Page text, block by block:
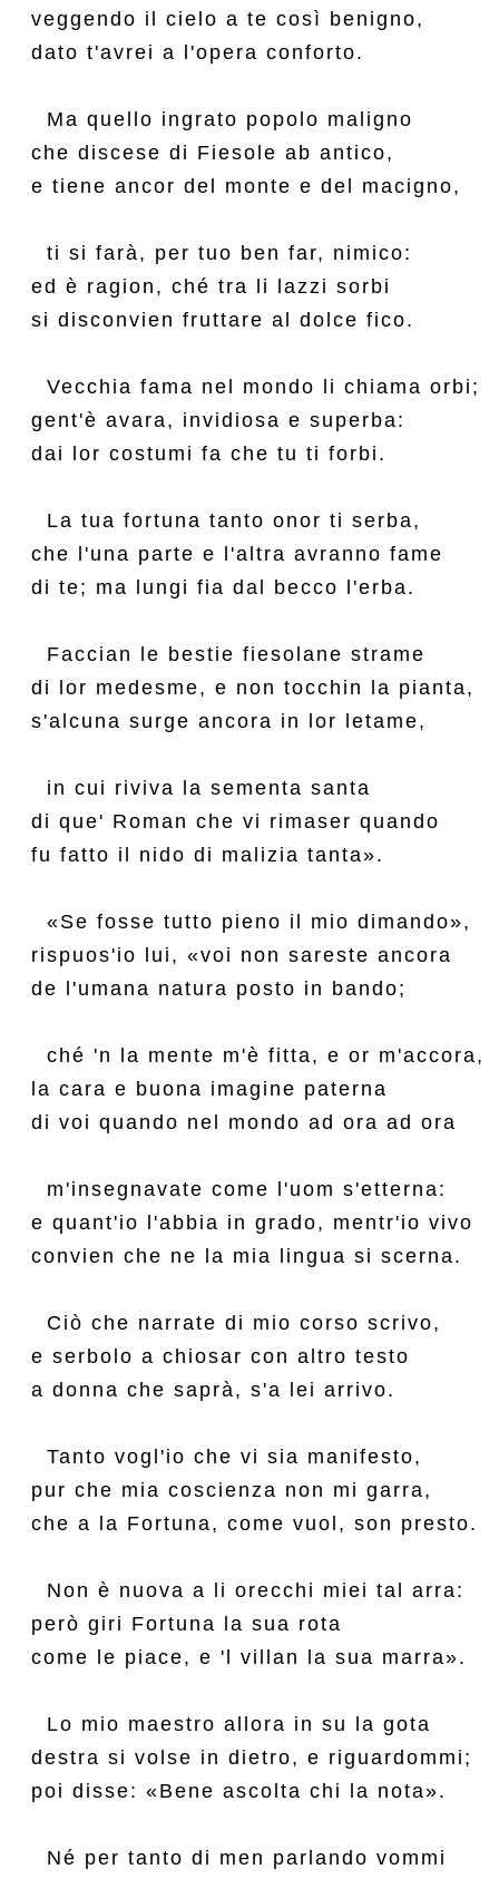
veggendo il cielo a te così benigno,
dato t'avrei a l'opera conforto.
  Ma quello ingrato popolo maligno
che discese di Fiesole ab antico,
e tiene ancor del monte e del macigno,
  ti si farà, per tuo ben far, nimico:
ed è ragion, ché tra li lazzi sorbi
si disconvien fruttare al dolce fico.
  Vecchia fama nel mondo li chiama orbi;
gent'è avara, invidiosa e superba:
dai lor costumi fa che tu ti forbi.
  La tua fortuna tanto onor ti serba,
che l'una parte e l'altra avranno fame
di te; ma lungi fia dal becco l'erba.
  Faccian le bestie fiesolane strame
di lor medesme, e non tocchin la pianta,
s'alcuna surge ancora in lor letame,
  in cui riviva la sementa santa
di que' Roman che vi rimaser quando
fu fatto il nido di malizia tanta».
  «Se fosse tutto pieno il mio dimando»,
rispuos'io lui, «voi non sareste ancora
de l'umana natura posto in bando;
  ché 'n la mente m'è fitta, e or m'accora,
la cara e buona imagine paterna
di voi quando nel mondo ad ora ad ora
  m'insegnavate come l'uom s'etterna:
e quant'io l'abbia in grado, mentr'io vivo
convien che ne la mia lingua si scerna.
  Ciò che narrate di mio corso scrivo,
e serbolo a chiosar con altro testo
a donna che saprà, s'a lei arrivo.
  Tanto vogl'io che vi sia manifesto,
pur che mia coscienza non mi garra,
che a la Fortuna, come vuol, son presto.
  Non è nuova a li orecchi miei tal arra:
però giri Fortuna la sua rota
come le piace, e 'l villan la sua marra».
  Lo mio maestro allora in su la gota
destra si volse in dietro, e riguardommi;
poi disse: «Bene ascolta chi la nota».
  Né per tanto di men parlando vommi